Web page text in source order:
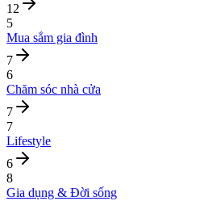
12
5
Mua sắm gia đình
7
6
Chăm sóc nhà cửa
7
7
Lifestyle
6
8
Gia dụng & Đời sống